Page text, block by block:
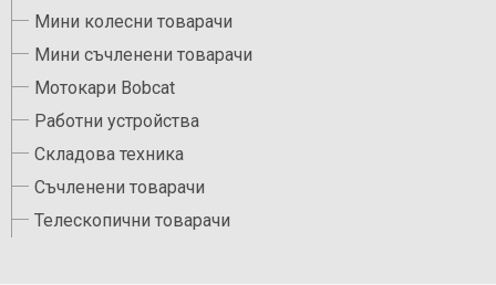
Мини колесни товарачи
Мини съчленени товарачи
Мотокари Bobcat
Работни устройства
Складова техника
Съчленени товарачи
Телескопични товарачи